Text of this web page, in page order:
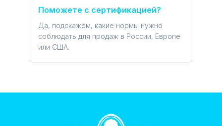
Поможете с сертификацией?
Да, подскажем, какие нормы нужно
соблюдать для продаж в России, Европе
или США.